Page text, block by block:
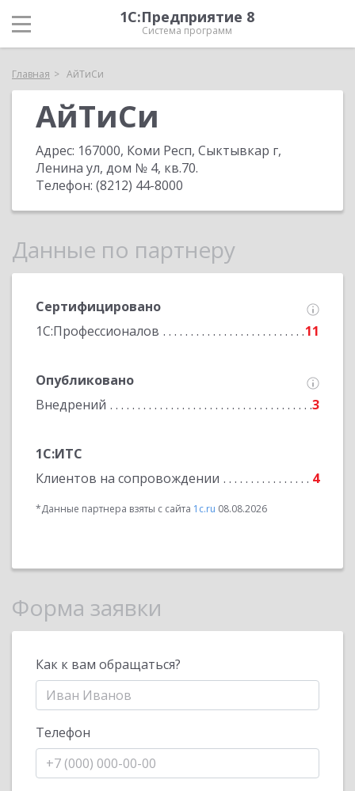
1С:Предприятие 8
Система программ
Главная АйТиСи
АйТиСи
Адрес: 167000, Коми Респ, Сыктывкар г,
Ленина ул, дом № 4, кв.70.
Телефон: (8212) 44-8000
Данные по партнеру
Сертифицировано
1С:Профессионалов
11
Опубликовано
Внедрений
3
1С:ИТС
Клиентов на сопровождении
4
*Данные партнера взяты с сайта 1c.ru 08.08.2026
Форма заявки
Как к вам обращаться?
Телефон